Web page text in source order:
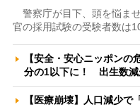
警察庁が目下、頭を悩ま
官の採用試験の受験者数は
【安全・安心ニッポン
分の1以下に！ 出生数
【医療崩壊】人口減少